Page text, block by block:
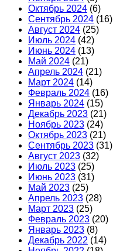
Октябрь 2024 (6)
Сентябрь 2024 (16)
Август 2024 (25)
Июль 2024 (42)
Июнь 2024 (13)
Май 2024 (21)
Апрель 2024 (21)
Март 2024 (14)
Февраль 2024 (16)
Январь 2024 (15)
Декабрь 2023 (21)
Ноябрь 2023 (24)
Октябрь 2023 (21)
Сентябрь 2023 (31)
Август 2023 (32)
Июль 2023 (25)
Июнь 2023 (31)
Май 2023 (25)
Апрель 2023 (28)
Март 2023 (25)
Февраль 2023 (20)
Январь 2023 (8)
Декабрь 2022 (14)